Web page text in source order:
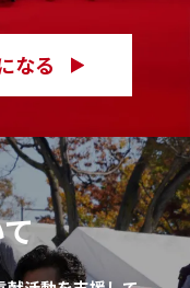
なる